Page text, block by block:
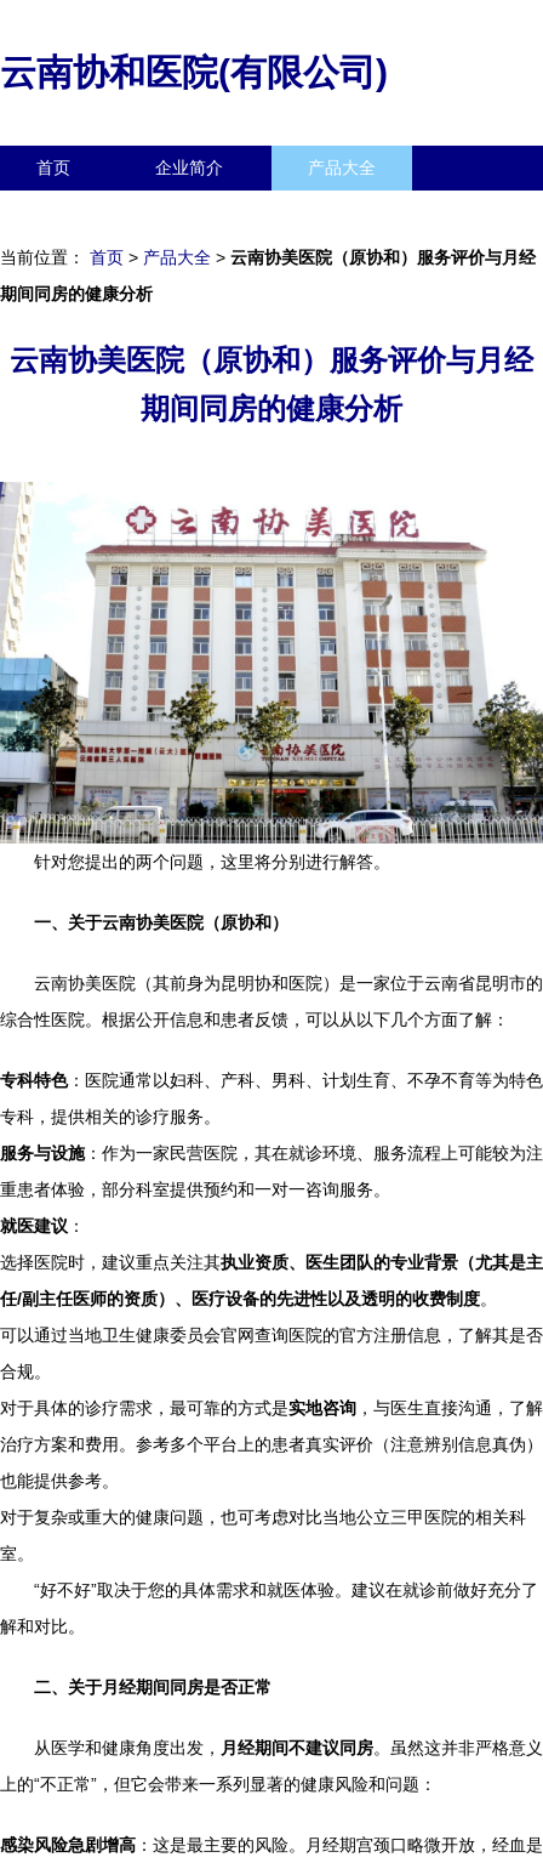
云南协和医院(有限公司)
首页 企业简介 产品大全
当前位置： 首页 > 产品大全 > 云南协美医院（原协和）服务评价与月经
期间同房的健康分析
云南协美医院（原协和）服务评价与月经
期间同房的健康分析
针对您提出的两个问题，这里将分别进行解答。
一、关于云南协美医院（原协和）
云南协美医院（其前身为昆明协和医院）是一家位于云南省昆明市的
综合性医院。根据公开信息和患者反馈，可以从以下几个方面了解：
专科特色：医院通常以妇科、产科、男科、计划生育、不孕不育等为特色
专科，提供相关的诊疗服务。
服务与设施：作为一家民营医院，其在就诊环境、服务流程上可能较为注
重患者体验，部分科室提供预约和一对一咨询服务。
就医建议 ：
选择医院时，建议重点关注其执业资质、医生团队的专业背景（尤其是主
任/副主任医师的资质）、医疗设备的先进性以及透明的收费制度。
可以通过当地卫生健康委员会官网查询医院的官方注册信息，了解其是否
合规。
对于具体的诊疗需求，最可靠的方式是实地咨询 ，与医生直接沟通，了解
治疗方案和费用。参考多个平台上的患者真实评价（注意辨别信息真伪）
也能提供参考。
对于复杂或重大的健康问题，也可考虑对比当地公立三甲医院的相关科
室。
“好不好”取决于您的具体需求和就医体验。建议在就诊前做好充分了
解和对比。
二、关于月经期间同房是否正常
从医学和健康角度出发， 月经期间不建议同房。虽然这并非严格意义
上的“不正常”，但它会带来一系列显著的健康风险和问题：
感染风险急剧增高 ：这是最主要的风险。月经期宫颈口略微开放，经血是